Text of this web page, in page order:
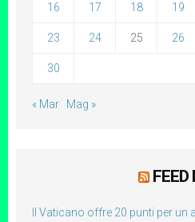
16 17 18 19
23 24 25 26
30
« Mar Mag »
FEED
Il Vaticano offre 20 punti per